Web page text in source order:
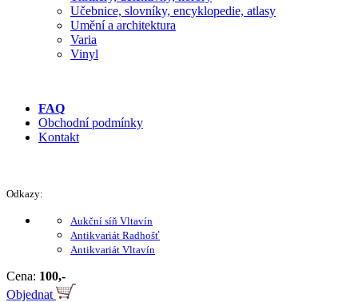
Učebnice, slovníky, encyklopedie, atlasy
Umění a architektura
Varia
Vinyl
FAQ
Obchodní podmínky
Kontakt
Odkazy:
Aukční síň Vltavín
Antikvariát Radhošť
Antikvariát Vltavín
Cena: 100,-
Objednat